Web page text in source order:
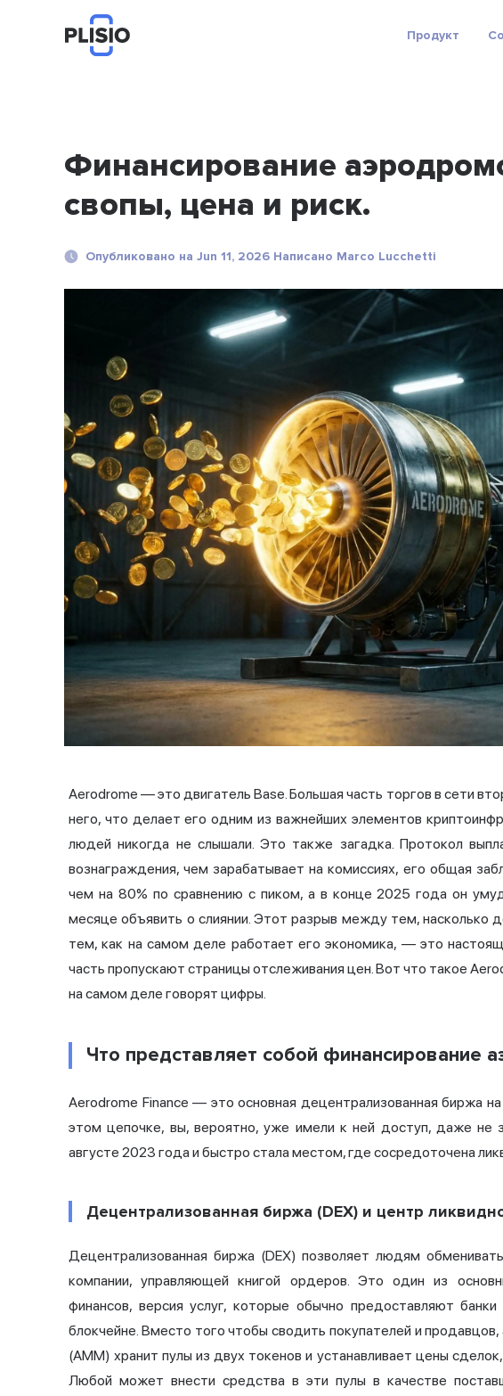
Продукт
Финансирование
свопы, цена и риск.
Опубликовано на Jun 11, 2026 Написано Marco Lucchetti
Aerodrome — это двигатель Base. Большая часть торгов в сети
него, что делает его одним из важнейших элементов
людей никогда не слышали. Это также загадка. Протокол
вознаграждения, чем зарабатывает на комиссиях, его общая
чем на 80% по сравнению с пиком, а в конце 2025 года он
месяце объявить о слиянии. Этот разрыв между тем, насколько
тем, как на самом деле работает его экономика, — это
часть пропускают страницы отслеживания цен. Вот что такое
на самом деле говорят цифры.
Что представляет собой финансирование
Aerodrome Finance — это основная децентрализованная биржа
этом цепочке, вы, вероятно, уже имели к ней доступ, даже не
августе 2023 года и быстро стала местом, где сосредоточена
Децентрализованная биржа (DEX) и центр
Децентрализованная биржа (DEX) позволяет людям
компании, управляющей книгой ордеров. Это один из
финансов, версия услуг, которые обычно предоставляют
блокчейне. Вместо того чтобы сводить покупателей и продавцов,
(AMM) хранит пулы из двух токенов и устанавливает цены
Любой может внести средства в эти пулы в качестве